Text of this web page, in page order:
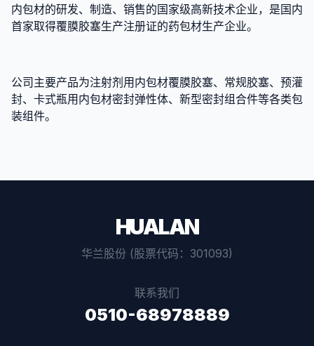
内包材的研发、制造、销售的国家级高新技术企业，是国内
首家取得覆膜胶塞生产注册证的药包材生产企业。
公司主要产品为注射剂用内包材覆膜胶塞、常规胶塞、预灌
封、卡式瓶用内包材密封弹性体、新型密封组合件等各类包
装组件。
HUALAN
华兰股份 (股票代码：301093)
联系我们
0510-68978889